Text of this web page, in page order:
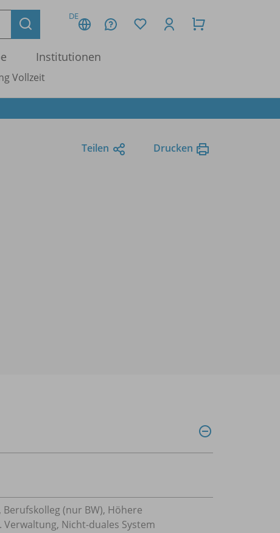
DE
Institutionen
Vollzeit
Teilen Drucken
(nur BW), Höhere
Nicht-duales System